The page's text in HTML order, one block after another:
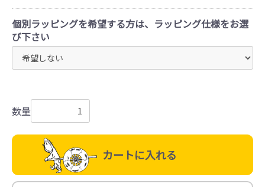
個別ラッピングを希望する方は、ラッピング仕様をお選
び下さい
数量
カートに入れる